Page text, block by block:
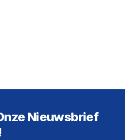
Nieuwsbrief